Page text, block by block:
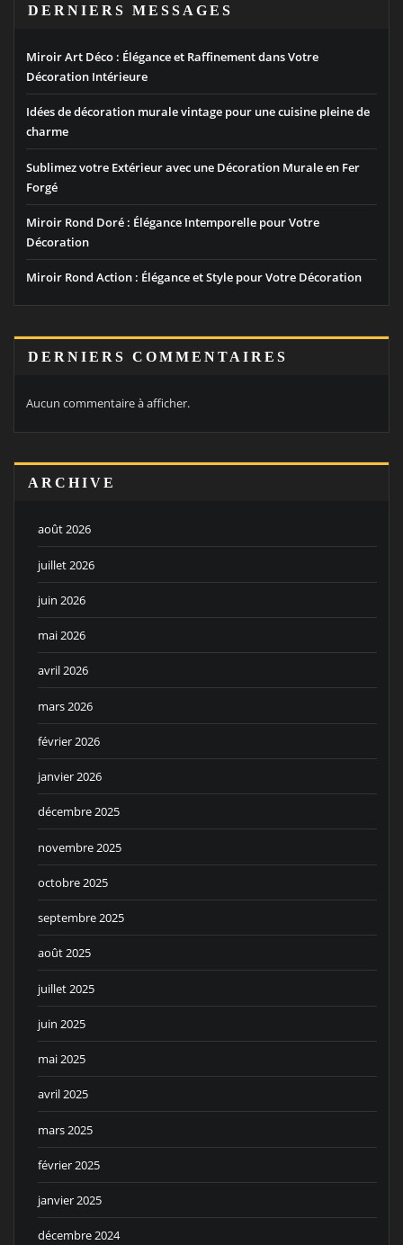
DERNIERS MESSAGES
Miroir Art Déco : Élégance et Raffinement dans Votre
Décoration Intérieure
Idées de décoration murale vintage pour une cuisine pleine de
charme
Sublimez votre Extérieur avec une Décoration Murale en Fer
Forgé
Miroir Rond Doré : Élégance Intemporelle pour Votre
Décoration
Miroir Rond Action : Élégance et Style pour Votre Décoration
DERNIERS COMMENTAIRES
Aucun commentaire à afficher.
ARCHIVE
août 2026
juillet 2026
juin 2026
mai 2026
avril 2026
mars 2026
février 2026
janvier 2026
décembre 2025
novembre 2025
octobre 2025
septembre 2025
août 2025
juillet 2025
juin 2025
mai 2025
avril 2025
mars 2025
février 2025
janvier 2025
décembre 2024